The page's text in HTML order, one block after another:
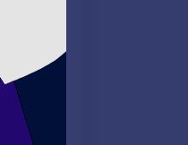
Kitap
cümle,